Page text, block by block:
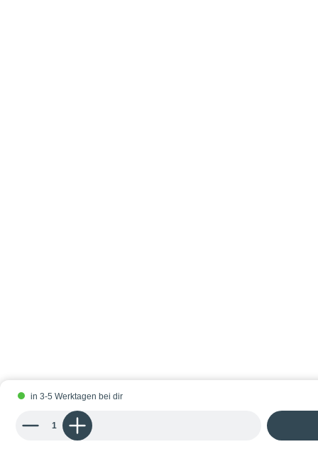
Produkt Anzahl: Gib den gewünschten Wert ein oder benutze die
in 3-5 Werktagen bei dir